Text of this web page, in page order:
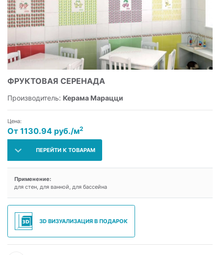
ФРУКТОВАЯ СЕРЕНАДА
Производитель: Керама Марацци
Цена:
От 1130.94 руб./м2
ПЕРЕЙТИ К ТОВАРАМ
Применение:
для стен, для ванной, для бассейна
3D ВИЗУАЛИЗАЦИЯ В ПОДАРОК